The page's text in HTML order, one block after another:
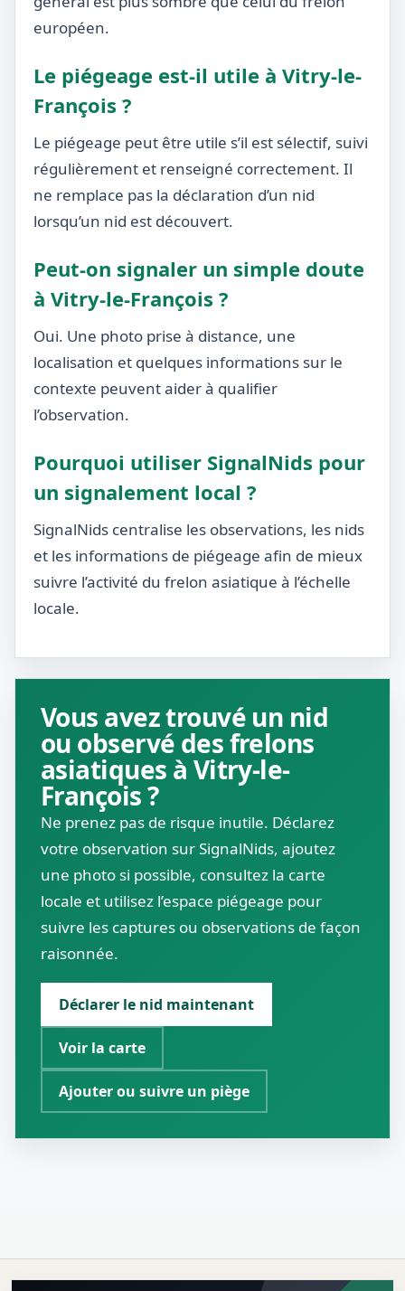
européen.
Le piégeage est-il utile à Vitry-le-
François ?
Le piégeage peut être utile s’il est sélectif, suivi
régulièrement et renseigné correctement. Il
ne remplace pas la déclaration d’un nid
lorsqu’un nid est découvert.
Peut-on signaler un simple doute
à Vitry-le-François ?
Oui. Une photo prise à distance, une
localisation et quelques informations sur le
contexte peuvent aider à qualifier
l’observation.
Pourquoi utiliser SignalNids pour
un signalement local ?
SignalNids centralise les observations, les nids
et les informations de piégeage afin de mieux
suivre l’activité du frelon asiatique à l’échelle
locale.
Vous avez trouvé un nid
ou observé des frelons
asiatiques à Vitry-le-
François ?
Ne prenez pas de risque inutile. Déclarez
votre observation sur SignalNids, ajoutez
une photo si possible, consultez la carte
locale et utilisez l’espace piégeage pour
suivre les captures ou observations de façon
raisonnée.
Déclarer le nid maintenant
Voir la carte
Ajouter ou suivre un piège